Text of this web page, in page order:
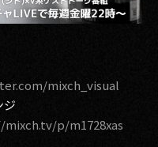
mixch_visual
ジ
p/m1728xas